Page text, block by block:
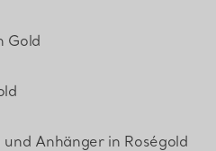
Gold
Anhänger in Roségold